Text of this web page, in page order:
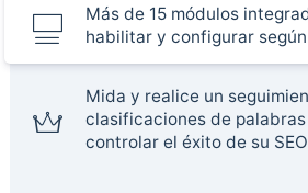
Más de 15 módulos
habilitar y configurar
Mida y realice un
clasificaciones de
controlar el éxito de su SEO